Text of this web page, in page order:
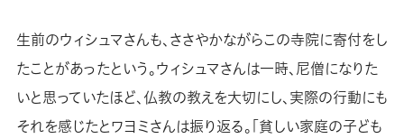
生前のウィシュマさんも、ささやかながらこの寺院に寄付をし
たことがあったという。ウィシュマさんは一時、尼僧になりた
いと思っていたほど、仏教の教えを大切にし、実際の行動にも
それを感じたとワヨミさんは振り返る。「貧しい家庭の子ども